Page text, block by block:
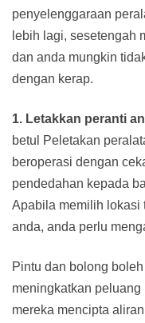
penyelenggaraan
lebih lagi, sesetengah
dan anda mungkin
dengan kerap.
1. Letakkan peranti
betul Peletakan
beroperasi dengan
pendedahan kepada
Apabila memilih lokasi
anda, anda perlu
Pintu dan bolong
meningkatkan peluang
mereka mencipta